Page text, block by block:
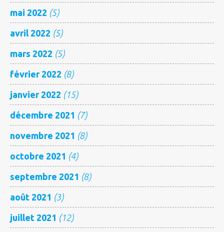
mai 2022 (5)
avril 2022 (5)
mars 2022 (5)
février 2022 (8)
janvier 2022 (15)
décembre 2021 (7)
novembre 2021 (8)
octobre 2021 (4)
septembre 2021 (8)
août 2021 (3)
juillet 2021 (12)